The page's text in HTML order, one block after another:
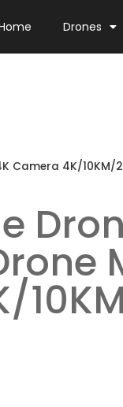
Drones
Camera 4K/10KM/2